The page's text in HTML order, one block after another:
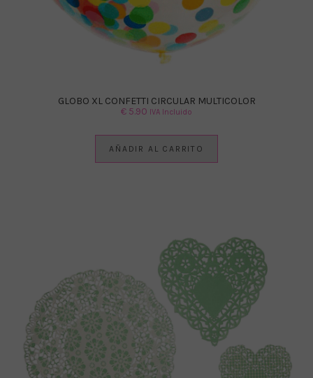
GLOBO XL CONFETTI CIRCULAR MULTICOLOR
€ 5.90 IVA Incluido
AÑADIR AL CARRITO